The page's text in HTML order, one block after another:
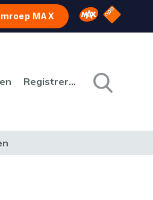
MAX Omroep MAX
NPO
Registreren